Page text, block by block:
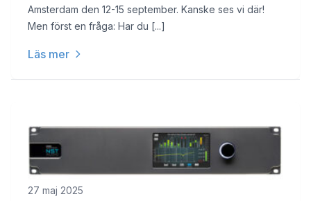
Amsterdam den 12-15 september. Kanske ses vi där!
Men först en fråga: Har du [...]
Läs mer
27 maj 2025